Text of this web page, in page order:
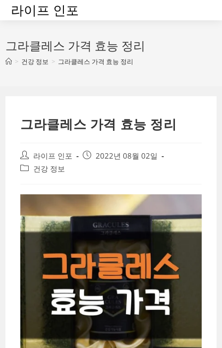
Skip라이프 인포
그라클레스 가격 효능 정리
> 건강 정보 > 그라클레스 가격 효능 정리
그라클레스 가격 효능 정리
Post
author:
라이프 인포
Post2022년 08월 02일
Post건강 정보